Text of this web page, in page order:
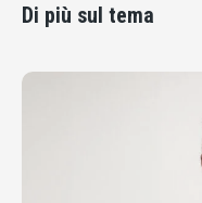
Di più sul tema